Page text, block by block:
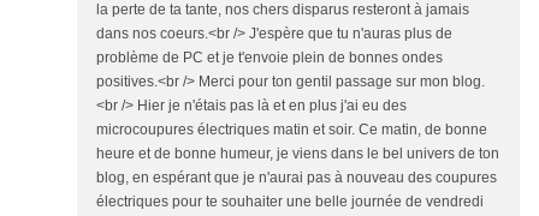
la perte de ta tante, nos chers disparus resteront à jamais
dans nos coeurs.<br /> J'espère que tu n'auras plus de
problème de PC et je t'envoie plein de bonnes ondes
positives.<br /> Merci pour ton gentil passage sur mon blog.
<br /> Hier je n'étais pas là et en plus j'ai eu des
microcoupures électriques matin et soir. Ce matin, de bonne
heure et de bonne humeur, je viens dans le bel univers de ton
blog, en espérant que je n'aurai pas à nouveau des coupures
électriques pour te souhaiter une belle journée de vendredi